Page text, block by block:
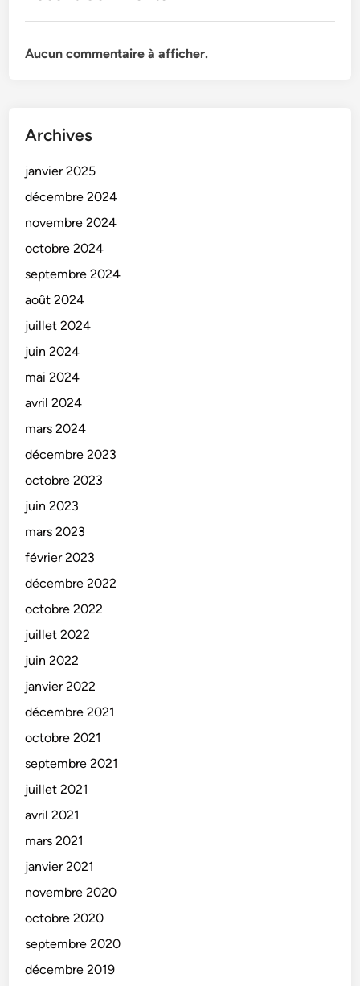
Aucun commentaire à afficher.
Archives
janvier 2025
décembre 2024
novembre 2024
octobre 2024
septembre 2024
août 2024
juillet 2024
juin 2024
mai 2024
avril 2024
mars 2024
décembre 2023
octobre 2023
juin 2023
mars 2023
février 2023
décembre 2022
octobre 2022
juillet 2022
juin 2022
janvier 2022
décembre 2021
octobre 2021
septembre 2021
juillet 2021
avril 2021
mars 2021
janvier 2021
novembre 2020
octobre 2020
septembre 2020
décembre 2019